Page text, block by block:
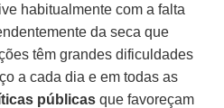
habitualmente com a falta
da seca que
têm grandes dificuldades
a cada dia e em todas as
públicas que favoreçam